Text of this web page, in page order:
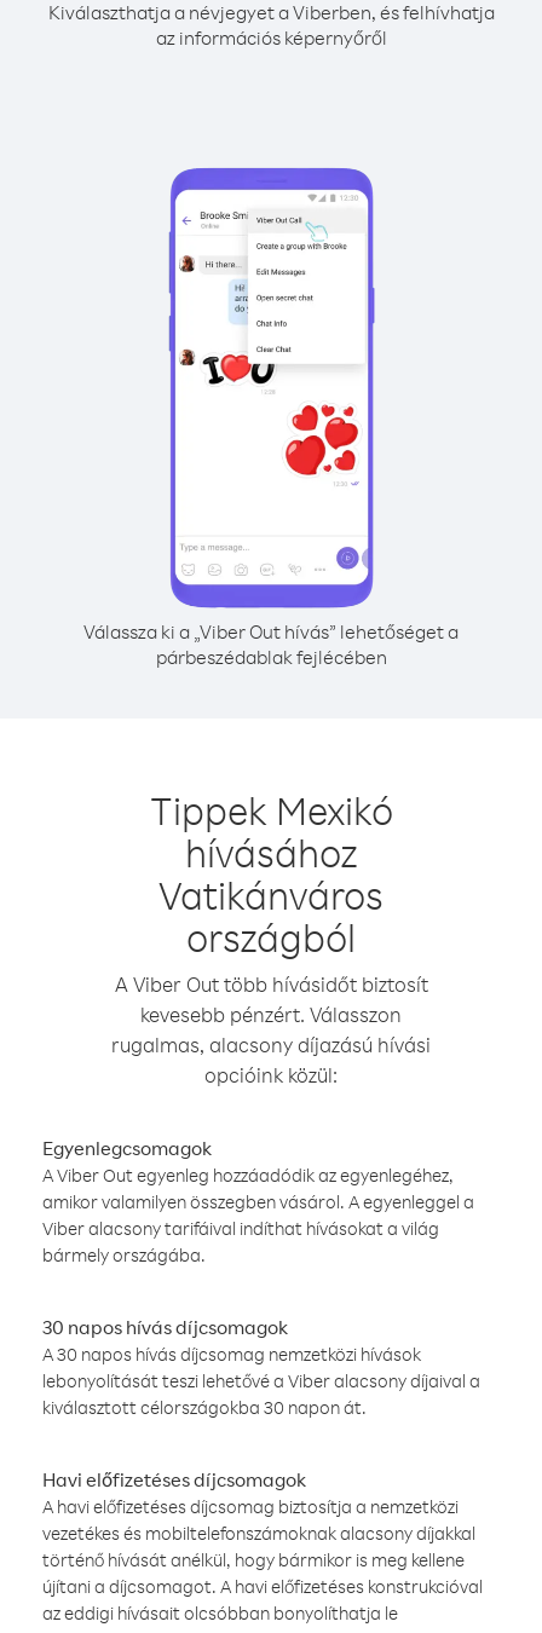
Kiválaszthatja a névjegyet a Viberben, és felhívhatja
az információs képernyőről
Válassza ki a „Viber Out hívás” lehetőséget a
párbeszédablak fejlécében
Tippek Mexikó
hívásához
Vatikánváros
országból
A Viber Out több hívásidőt biztosít
kevesebb pénzért. Válasszon
rugalmas, alacsony díjazású hívási
opcióink közül:
Egyenlegcsomagok
A Viber Out egyenleg hozzáadódik az egyenlegéhez,
amikor valamilyen összegben vásárol. A egyenleggel a
Viber alacsony tarifáival indíthat hívásokat a világ
bármely országába.
30 napos hívás díjcsomagok
A 30 napos hívás díjcsomag nemzetközi hívások
lebonyolítását teszi lehetővé a Viber alacsony díjaival a
kiválasztott célországokba 30 napon át.
Havi előfizetéses díjcsomagok
A havi előfizetéses díjcsomag biztosítja a nemzetközi
vezetékes és mobiltelefonszámoknak alacsony díjakkal
történő hívását anélkül, hogy bármikor is meg kellene
újítani a díjcsomagot. A havi előfizetéses konstrukcióval
az eddigi hívásait olcsóbban bonyolíthatja le